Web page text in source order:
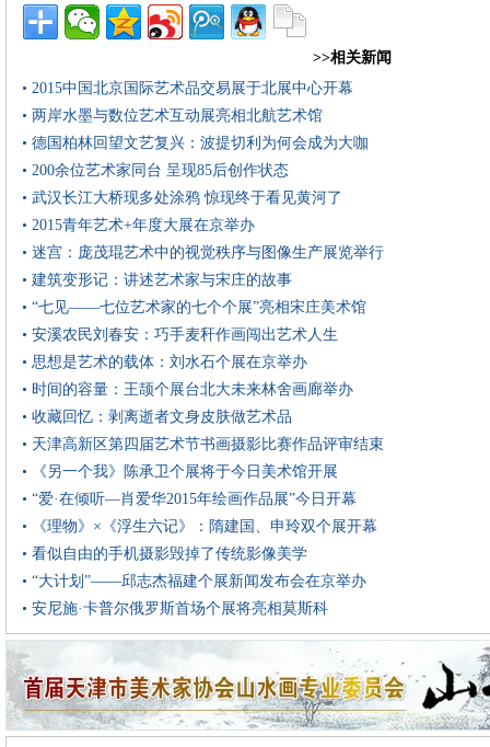
>>相关新闻
• 2015中国北京国际艺术品交易展于北展中心开幕
• 两岸水墨与数位艺术互动展亮相北航艺术馆
• 德国柏林回望文艺复兴：波提切利为何会成为大咖
• 200余位艺术家同台 呈现85后创作状态
• 武汉长江大桥现多处涂鸦 惊现终于看见黄河了
• 2015青年艺术+年度大展在京举办
• 迷宫：庞茂琨艺术中的视觉秩序与图像生产展览举行
• 建筑变形记：讲述艺术家与宋庄的故事
• “七见——七位艺术家的七个个展”亮相宋庄美术馆
• 安溪农民刘春安：巧手麦秆作画闯出艺术人生
• 思想是艺术的载体：刘水石个展在京举办
• 时间的容量：王颉个展台北大未来林舍画廊举办
• 收藏回忆：剥离逝者文身皮肤做艺术品
• 天津高新区第四届艺术节书画摄影比赛作品评审结束
• 《另一个我》陈承卫个展将于今日美术馆开展
• “爱·在倾听—肖爱华2015年绘画作品展”今日开幕
• 《理物》×《浮生六记》：隋建国、申玲双个展开幕
• 看似自由的手机摄影毁掉了传统影像美学
• “大计划”——邱志杰福建个展新闻发布会在京举办
• 安尼施·卡普尔俄罗斯首场个展将亮相莫斯科